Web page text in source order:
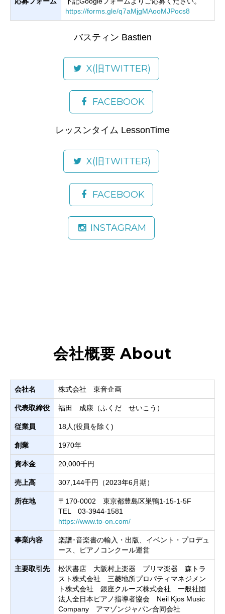
https://forms.gle/q7aMjgMAooMJPocs8
バスティン Bastien
X(旧TWITTER)
FACEBOOK
レッスンタイム LessonTime
X(旧TWITTER)
FACEBOOK
INSTAGRAM
会社概要 About
会社名 株式会社 東音企画
代表取締役 福田 成康（ふくだ せいこう）
従業員 18人(役員を除く)
創業 1970年
資本金 20,000千円
売上高 307,144千円（2023年6月期）
所在地
〒170-0002 東京都豊島区巣鴨1-15-1-5F
TEL 03-3944-1581
https://www.to-on.com/
事業内容
楽譜･音楽書の輸入・出版、イベント・プロデュ
ース、ピアノコンクール運営
主要取引先
松沢書店 大阪村上楽器 プリマ楽器 森トラ
スト株式会社 三菱地所プロパティマネジメン
ト株式会社 銀座クルーズ株式会社 一般社団
法人全日本ピアノ指導者協会 Neil Kjos Music
Company アマゾンジャパン合同会社